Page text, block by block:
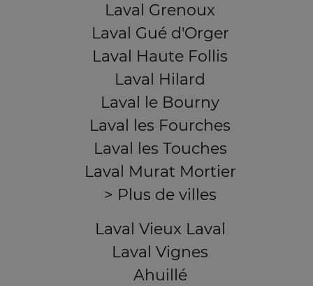
Laval Grenoux
Laval Gué d'Orger
Laval Haute Follis
Laval Hilard
Laval le Bourny
Laval les Fourches
Laval les Touches
Laval Murat Mortier
> Plus de villes
Laval Vieux Laval
Laval Vignes
Ahuillé